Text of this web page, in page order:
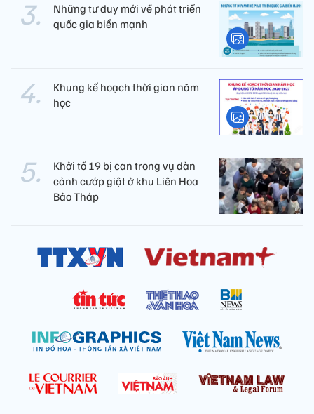
Những tư duy mới về phát triển
quốc gia biển mạnh
Khung kế hoạch thời gian năm
học
Khởi tố 19 bị can trong vụ dàn
cảnh cướp giật ở khu Liên Hoa
Bảo Tháp